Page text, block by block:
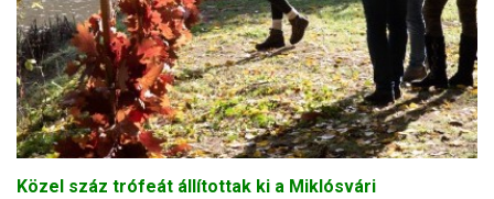
Közel száz trófeát állítottak ki a Miklósvári